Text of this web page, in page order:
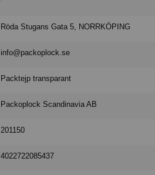
Röda Stugans Gata 5, NORRKÖPING
info@packoplock.se
Packtejp transparant
Packoplock Scandinavia AB
201150
4022722085437